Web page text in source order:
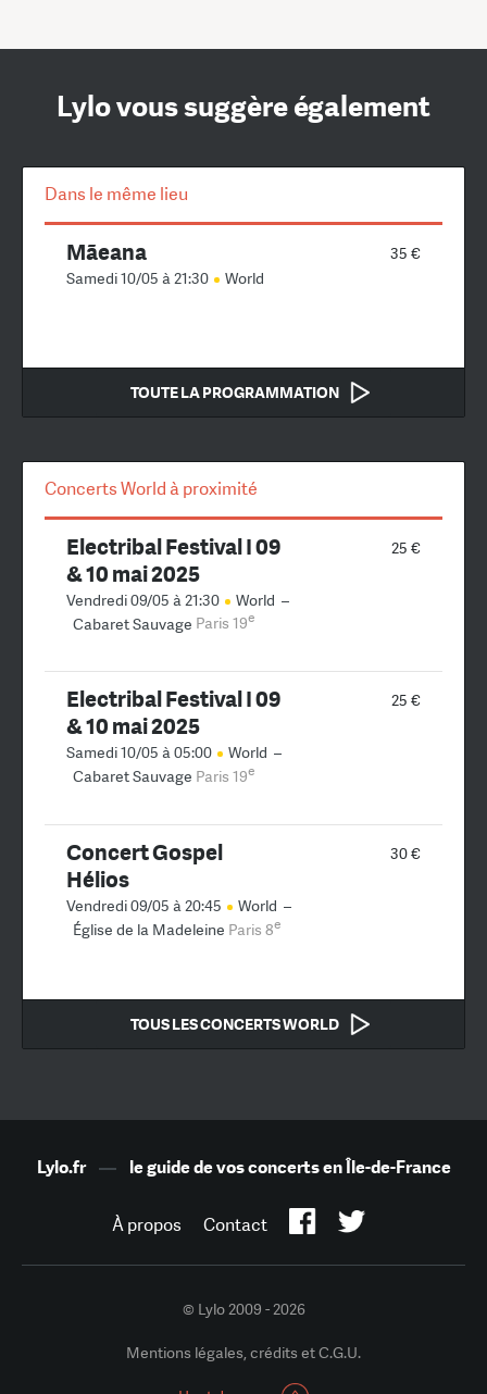
Lylo vous suggère également
Dans le même lieu
35 €
Mãeana
Samedi 10/05 à 21:30 World
TOUTE LA PROGRAMMATION
Concerts World à proximité
25 €
Electribal Festival I 09
& 10 mai 2025
Vendredi 09/05 à 21:30 World –
Cabaret Sauvage Paris 19e
25 €
Electribal Festival I 09
& 10 mai 2025
Samedi 10/05 à 05:00 World –
Cabaret Sauvage Paris 19e
30 €
Concert Gospel
Hélios
Vendredi 09/05 à 20:45 World –
Église de la Madeleine Paris 8e
TOUS LES CONCERTS WORLD
Lylo.fr— le guide de vos concerts en Île-de-France
À propos Contact
© Lylo 2009 - 2026
Mentions légales, crédits et C.G.U.